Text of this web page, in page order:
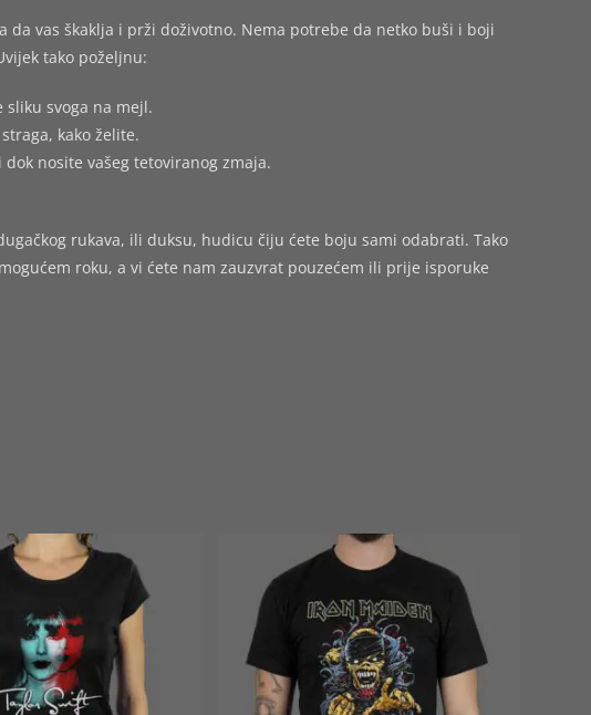
vas škaklja i prži doživotno. Nema potrebe da netko buši i boji
tako poželjnu:
svoga na mejl.
kako želite.
nosite vašeg tetoviranog zmaja.
rukava, ili duksu, hudicu čiju ćete boju sami odabrati. Tako
roku, a vi ćete nam zauzvrat pouzećem ili prije isporuke